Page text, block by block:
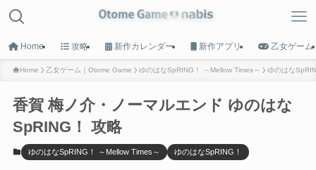
MENU
HOME
Home 攻略 新作カレンダー 新作アプリ 乙女ゲーム
Home 乙女ゲーム｜Otome Game ゆのはなSpRING！ ～Mellow Times～ ゆのはな
香賀 梅ノ介・ノーマルエンド ゆのはな
SpRING！ 攻略
ゆのはなSpRING！ ～Mellow Times～ ゆのはなSpRING！